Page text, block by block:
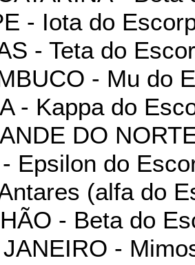
- Iota do
- Teta do
- Mu do
- Kappa do
DO
Epsilon do
(alfa do
- Beta do
-